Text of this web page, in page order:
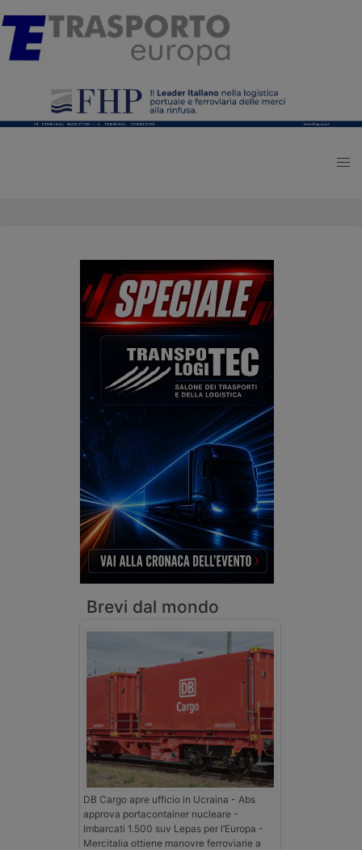
Brevi dal mondo
DB Cargo apre ufficio in Ucraina - Abs
approva portacontainer nucleare -
Imbarcati 1.500 suv Lepas per l’Europa -
Mercitalia ottiene manovre ferroviarie a